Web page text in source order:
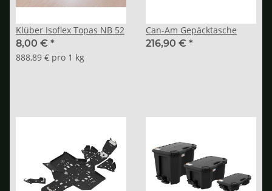
Klüber Isoflex Topas NB 52
8,00 € *
888,89 € pro 1 kg
Can-Am Gepäcktasche
216,90 € *